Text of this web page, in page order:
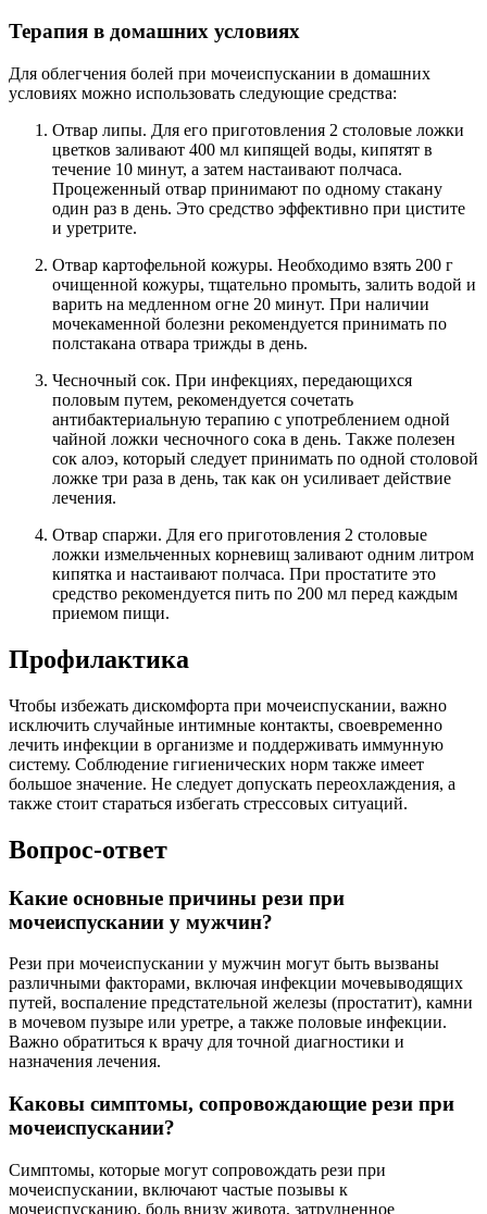
Терапия в домашних условиях
Для облегчения болей при мочеиспускании в домашних
условиях можно использовать следующие средства:
Отвар липы. Для его приготовления 2 столовые ложки
цветков заливают 400 мл кипящей воды, кипятят в
течение 10 минут, а затем настаивают полчаса.
Процеженный отвар принимают по одному стакану
один раз в день. Это средство эффективно при цистите
и уретрите.
Отвар картофельной кожуры. Необходимо взять 200 г
очищенной кожуры, тщательно промыть, залить водой и
варить на медленном огне 20 минут. При наличии
мочекаменной болезни рекомендуется принимать по
полстакана отвара трижды в день.
Чесночный сок. При инфекциях, передающихся
половым путем, рекомендуется сочетать
антибактериальную терапию с употреблением одной
чайной ложки чесночного сока в день. Также полезен
сок алоэ, который следует принимать по одной столовой
ложке три раза в день, так как он усиливает действие
лечения.
Отвар спаржи. Для его приготовления 2 столовые
ложки измельченных корневищ заливают одним литром
кипятка и настаивают полчаса. При простатите это
средство рекомендуется пить по 200 мл перед каждым
приемом пищи.
Профилактика
Чтобы избежать дискомфорта при мочеиспускании, важно
исключить случайные интимные контакты, своевременно
лечить инфекции в организме и поддерживать иммунную
систему. Соблюдение гигиенических норм также имеет
большое значение. Не следует допускать переохлаждения, а
также стоит стараться избегать стрессовых ситуаций.
Вопрос-ответ
Какие основные причины рези при
мочеиспускании у мужчин?
Рези при мочеиспускании у мужчин могут быть вызваны
различными факторами, включая инфекции мочевыводящих
путей, воспаление предстательной железы (простатит), камни
в мочевом пузыре или уретре, а также половые инфекции.
Важно обратиться к врачу для точной диагностики и
назначения лечения.
Каковы симптомы, сопровождающие рези при
мочеиспускании?
Симптомы, которые могут сопровождать рези при
мочеиспускании, включают частые позывы к
мочеиспусканию, боль внизу живота, затрудненное